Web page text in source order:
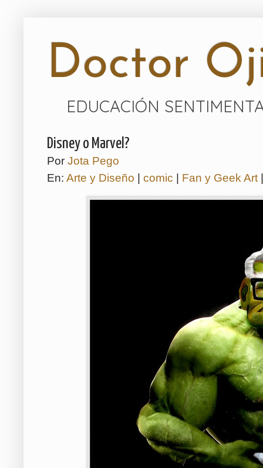
Doctor
EDUCACIÓN
Disney o Marvel?
Por Jota Pego
En: Arte y Diseño comic Fan y Geek Art